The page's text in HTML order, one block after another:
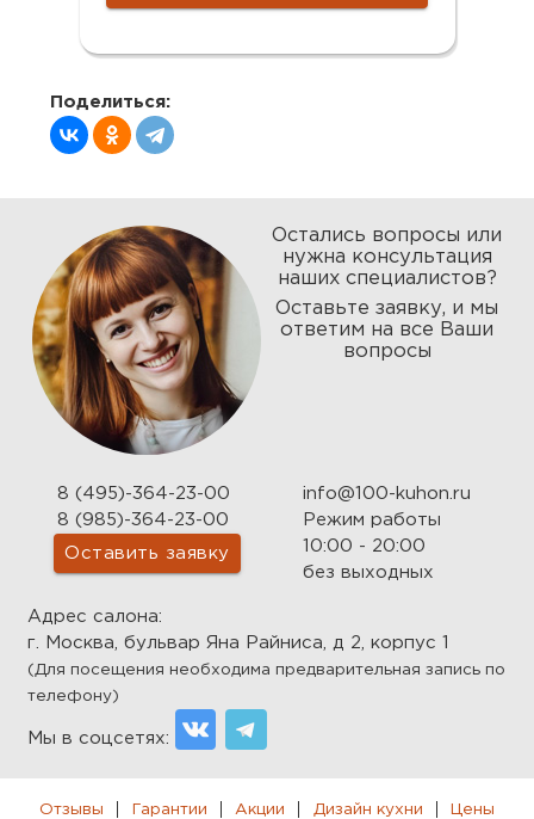
Поделиться:
Остались вопросы или
нужна консультация
наших специалистов?
Оставьте заявку, и мы
ответим на все Ваши
вопросы
8 (495)-364-23-00
8 (985)-364-23-00
Оставить заявку
info@100-kuhon.ru
Режим работы
10:00 - 20:00
без выходных
Адрес салона:
г. Москва, бульвар Яна Райниса, д 2, корпус 1
(Для посещения необходима предварительная запись по
телефону)
Мы в соцсетях:
Отзывы Гарантии Акции Дизайн кухни Цены